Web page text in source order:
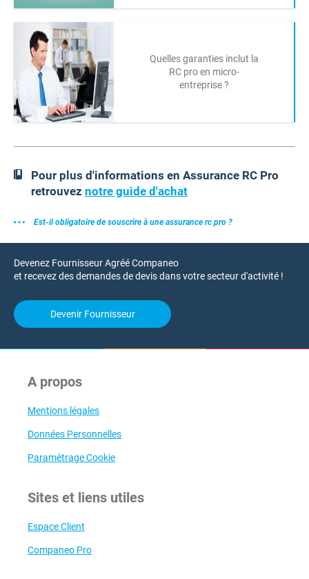
Quelles garanties inclut la
RC pro en micro-
entreprise ?
Pour plus d'informations en Assurance RC Pro
retrouvez notre guide d'achat
Est-il obligatoire de souscrire à une assurance rc pro ?
Devenez Fournisseur Agréé Companeo
et recevez des demandes de devis dans votre secteur d'activité !
Devenir Fournisseur
A propos
Mentions légales
Données Personnelles
Paramétrage Cookie
Sites et liens utiles
Espace Client
Companeo Pro